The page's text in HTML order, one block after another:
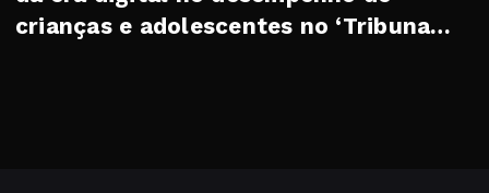
crianças e adolescentes no ‘Tribuna